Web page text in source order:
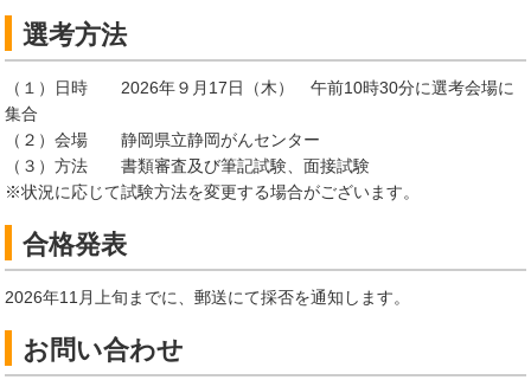
選考方法
（１）日時 2026年９月17日（木） 午前10時30分に選考会場に
集合
（２）会場 静岡県立静岡がんセンター
（３）方法 書類審査及び筆記試験、面接試験
※状況に応じて試験方法を変更する場合がございます。
合格発表
2026年11月上旬までに、郵送にて採否を通知します。
お問い合わせ